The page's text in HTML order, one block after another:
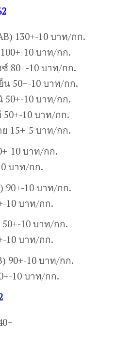
130+-10 บาท/กก.
10 บาท/กก.
80+-10 บาท/กก.
น 50+-10 บาท/กก.
50+-10 บาท/กก.
10 บาท/กก.
15+-5 บาท/กก.
10 บาท/กก.
บาท/กก.
90+-10 บาท/กก.
10 บาท/กก.
50+-10 บาท/กก.
10 บาท/กก.
90+-10 บาท/กก.
10 บาท/กก.